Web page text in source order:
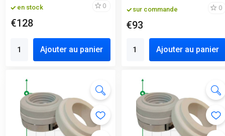
en stock 0
€128
Ajouter au panier
sur commande 0
€93
Ajouter au panier